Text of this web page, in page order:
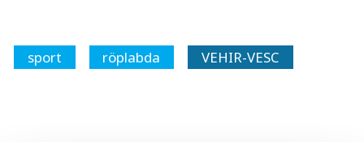
sport röplabda VEHIR-VESC